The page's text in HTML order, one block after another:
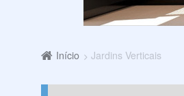
Início Jardins Verticais